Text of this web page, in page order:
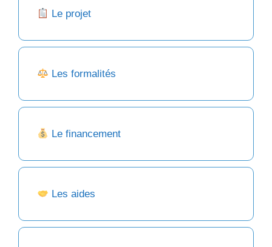
Le projet
Les formalités
Le financement
Les aides